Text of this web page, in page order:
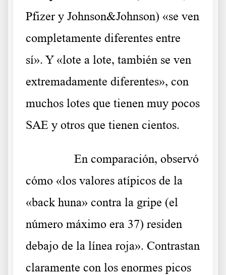
Pfizer y Johnson&Johnson) «se ven
completamente diferentes entre
sí». Y «lote a lote, también se ven
extremadamente diferentes», con
muchos lotes que tienen muy pocos
SAE y otros que tienen cientos.
En comparación, observó
cómo «los valores atípicos de la
«back huna» contra la gripe (el
número máximo era 37) residen
debajo de la línea roja». Contrastan
claramente con los enormes picos